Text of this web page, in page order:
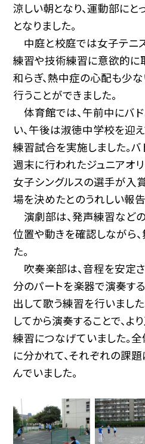
涼しい朝となり、運動部にと
となりました。
中庭と校庭では女子テニ
練習や技術練習に意欲的に
和らぎ、熱中症の心配も少
行うことができました。
体育館では、午前中にバ
い、午後は淑徳中学校を迎
練習試合を実施しました。バ
週末に行われたジュニアオ
女子シングルスの選手が入
場を決めたとのうれしい報告
演劇部は、発声練習など
位置や動きを確認しながら
た。
吹奏楽部は、音程を安定
分のパートを楽器で演奏す
出して歌う練習を行いました
してから演奏することで、
練習につなげていました。
に分かれて、それぞれの課
んでいました。